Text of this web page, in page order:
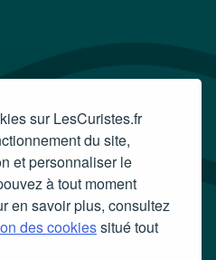
sur LesCuristes.fr
du site,
et personnaliser le
à tout moment
en savoir plus, consultez
des cookiessitué tout
de-l'Orne